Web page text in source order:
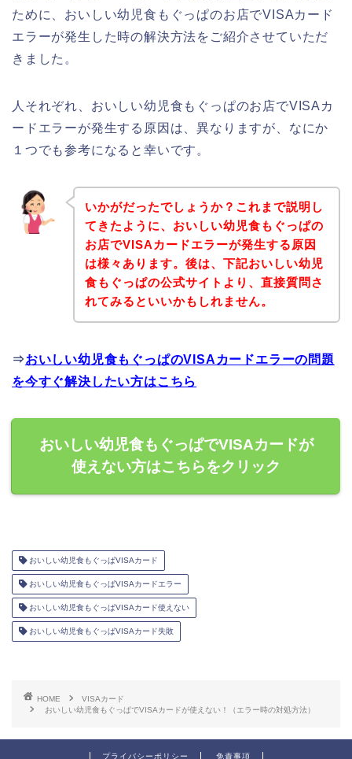
ために、おいしい幼児食もぐっぱのお店でVISAカード
エラーが発生した時の解決方法をご紹介させていただ
きました。
人それぞれ、おいしい幼児食もぐっぱのお店でVISAカ
ードエラーが発生する原因は、異なりますが、なにか
１つでも参考になると幸いです。
いかがだったでしょうか？これまで説明し
てきたように、おいしい幼児食もぐっぱの
お店でVISAカードエラーが発生する原因
は様々あります。後は、下記おいしい幼児
食もぐっぱの公式サイトより、直接質問さ
れてみるといいかもしれません。
⇒おいしい幼児食もぐっぱのVISAカードエラーの問題
を今すぐ解決したい方はこちら
おいしい幼児食もぐっぱでVISAカードが
使えない方はこちらをクリック
おいしい幼児食もぐっぱVISAカード
おいしい幼児食もぐっぱVISAカードエラー
おいしい幼児食もぐっぱVISAカード使えない
おいしい幼児食もぐっぱVISAカード失敗
HOME
VISAカード
おいしい幼児食もぐっぱでVISAカードが使えない！（エラー時の対処方法）
プライバシーポリシー 免責事項